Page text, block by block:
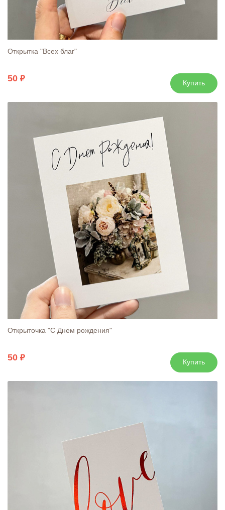
Открытка "Всех благ"
50 Купить
Открыточка "С Днем рождения"
50 Купить